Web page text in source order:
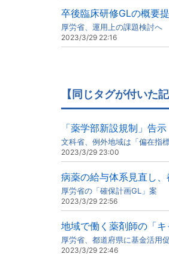
卒後臨床研修GLの概要
厚労省、運用上の課題検討へ
2023/3/29 22:16
【同じタグが付いた記
「薬学部新設規制」告示
文科省、例外地域は「偏在指
2023/3/29 23:00
病薬の給与体系見直し
厚労省の「確保計画GL」案
2023/3/29 22:56
地域で働く薬剤師の「
厚労省、都道府県に基金活用
2023/3/29 22:46